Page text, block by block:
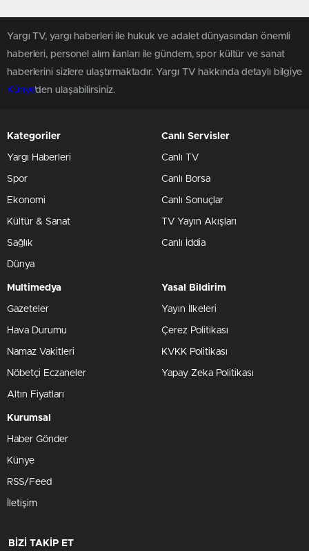
Yargı TV, yargı haberleri ile hukuk ve adalet dünyasından önemli
haberleri, personel alım ilanları ile gündem, spor kültür ve sanat
haberlerini sizlere ulaştırmaktadır. Yargı TV hakkında detaylı bilgiye
Künye'den ulaşabilirsiniz.
Kategoriler
Yargı Haberleri
Spor
Ekonomi
Kültür & Sanat
Sağlık
Dünya
Canlı Servisler
Canlı TV
Canlı Borsa
Canlı Sonuçlar
TV Yayın Akışları
Canlı İddia
Multimedya
Gazeteler
Hava Durumu
Namaz Vakitleri
Nöbetçi Eczaneler
Altın Fiyatları
Yasal Bildirim
Yayın İlkeleri
Çerez Politikası
KVKK Politikası
Yapay Zeka Politikası
Kurumsal
Haber Gönder
Künye
RSS/Feed
İletişim
BİZİ TAKİP ET